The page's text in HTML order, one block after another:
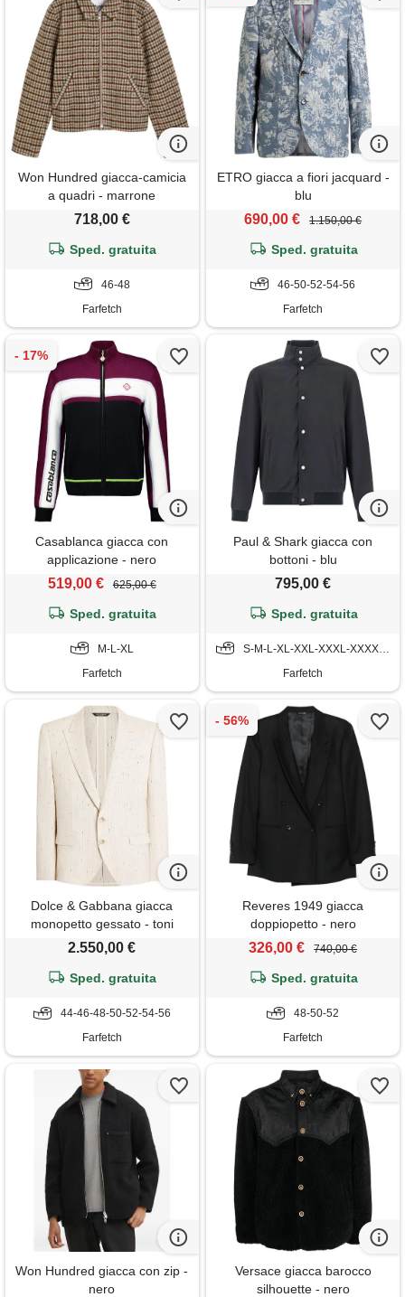
Won Hundred giacca-camicia
a quadri - marrone
718,00 €
Sped. gratuita
46-48
Farfetch
ETRO giacca a fiori jacquard -
blu
690,00 € 1.150,00 €
Sped. gratuita
46-50-52-54-56
Farfetch
Casablanca giacca con
applicazione - nero
519,00 € 625,00 €
Sped. gratuita
M-L-XL
Farfetch
Paul & Shark giacca con
bottoni - blu
795,00 €
Sped. gratuita
S-M-L-XL-XXL-XXXL-XXXXL-5XL-6XL
Farfetch
Dolce & Gabbana giacca
monopetto gessato - toni
neutri
2.550,00 €
Sped. gratuita
44-46-48-50-52-54-56
Farfetch
Reveres 1949 giacca
doppiopetto - nero
326,00 € 740,00 €
Sped. gratuita
48-50-52
Farfetch
Won Hundred giacca con zip -
nero
Versace giacca barocco
silhouette - nero